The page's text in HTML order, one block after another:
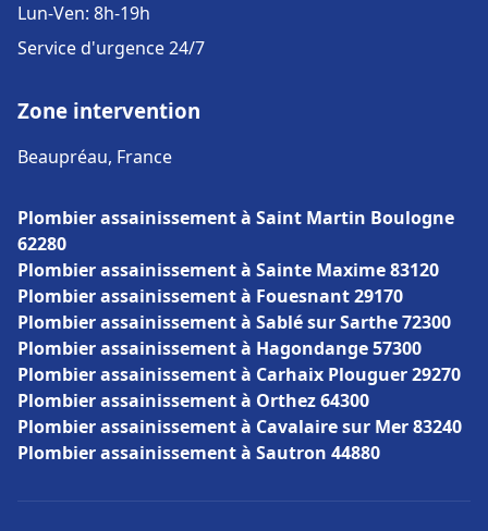
Lun-Ven: 8h-19h
Service d'urgence 24/7
Zone intervention
Beaupréau, France
Plombier assainissement à Saint Martin Boulogne
62280
Plombier assainissement à Sainte Maxime 83120
Plombier assainissement à Fouesnant 29170
Plombier assainissement à Sablé sur Sarthe 72300
Plombier assainissement à Hagondange 57300
Plombier assainissement à Carhaix Plouguer 29270
Plombier assainissement à Orthez 64300
Plombier assainissement à Cavalaire sur Mer 83240
Plombier assainissement à Sautron 44880